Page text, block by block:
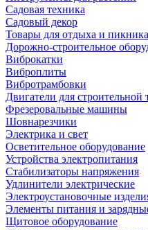
Садовая техника
Садовый декор
Товары для отдыха и пикника
Дорожно-строительное
Виброкатки
Виброплиты
Вибротрамбовки
Двигатели для строительной
Фрезеровальные машины
Шовнарезчики
Электрика и свет
Осветительное оборудование
Устройства электропитания
Стабилизаторы напряжения
Удлинители электрические
Электроустановочные
Элементы питания и
Щитовое оборудование